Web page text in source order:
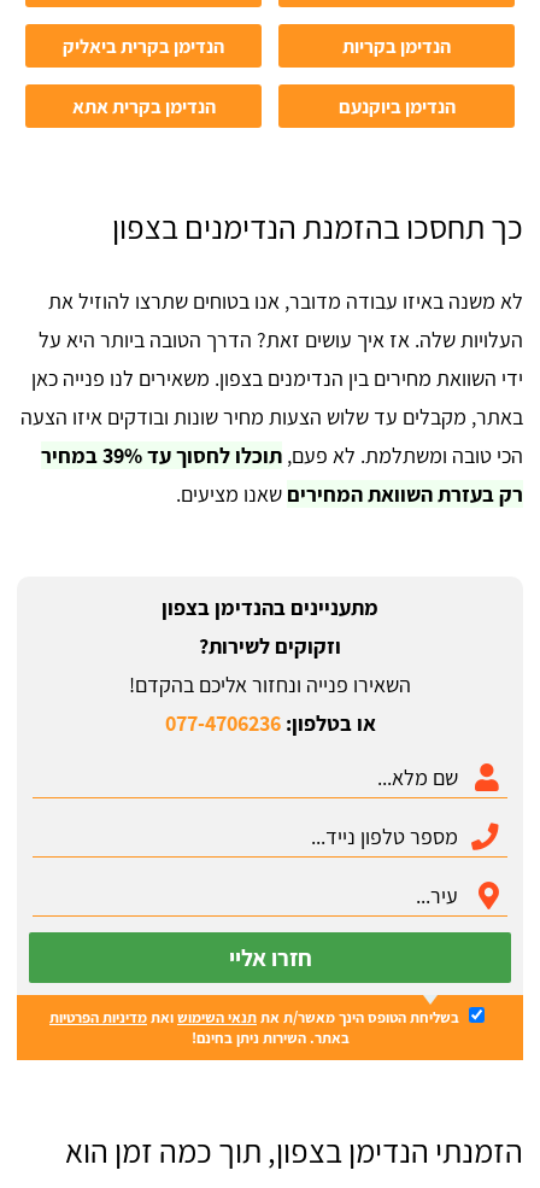
הנדימן בקריות הנדימן בקרית ביאליק
הנדימן ביוקנעם הנדימן בקרית אתא
כך תחסכו בהזמנת הנדימנים בצפון
לא משנה באיזו עבודה מדובר, אנו בטוחים שתרצו להוזיל את
העלויות שלה. אז איך עושים זאת? הדרך הטובה ביותר היא על
ידי השוואת מחירים בין הנדימנים בצפון. משאירים לנו פנייה כאן
באתר, מקבלים עד שלוש הצעות מחיר שונות ובודקים איזו הצעה
הכי טובה ומשתלמת. לא פעם,
תוכלו לחסוך עד 39% במחיר
רק בעזרת השוואת המחירים שאנו מציעים.
מתעניינים בהנדימן בצפון
וזקוקים לשירות?
השאירו פנייה ונחזור אליכם בהקדם!
או בטלפון:077-4706236
חזרו אליי
בשליחת הטופס הינך מאשר/ת אתתנאי השימושואתמדיניות הפרטיות
באתר. השירות ניתן בחינם!
הזמנתי הנדימן בצפון, תוך כמה זמן הוא